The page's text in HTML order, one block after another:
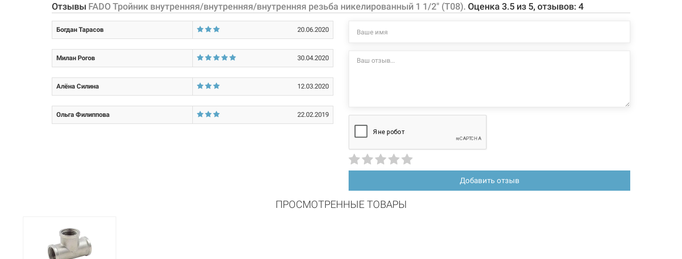
Материал корпуса: латунь CW617N
Размер: 1 1/2"В х 1 1/2"В х 1 1/2"В
Тип резьбы: внутренняя/внутренняя/внутренняя
Отзывы FADO Тройник внутренняя/внутренняя/внутренняя резьба никелированный 1 1/2" (T08). Оценка 3.5 из 5, отзывов: 4
Богдан Тарасов 20.06.2020
Милан Рогов 30.04.2020
Алёна Силина 12.03.2020
Ольга Филиппова 22.02.2019
Добавить отзыв
ПРОСМОТРЕННЫЕ ТОВАРЫ